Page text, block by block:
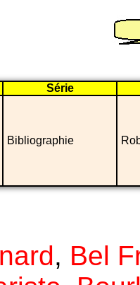
Série
Bibliographie
, Bel